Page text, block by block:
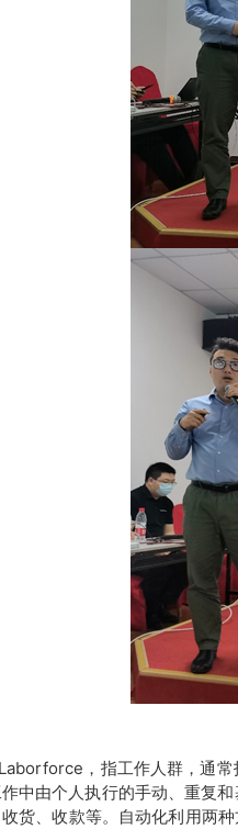
，指工作人群，通常
中由个人执行的手动、重复和
货、收款等。自动化利用两